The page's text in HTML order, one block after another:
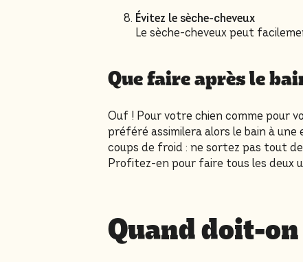
Évitez le sèche-cheveux
Le sèche-cheveux peut
Que faire après le
Ouf ! Pour votre chien comme pour
préféré assimilera alors le bain à
coups de froid : ne sortez pas tout
Profitez-en pour faire tous les deux
Quand doit-